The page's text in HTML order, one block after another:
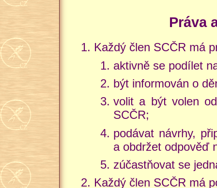
Práva
Každý člen SCČR má
aktivně se podílet
být informován o
volit a být volen
SCČR;
podávat návrhy,
a obdržet odpověď
zúčastňovat se
Každý člen SCČR má